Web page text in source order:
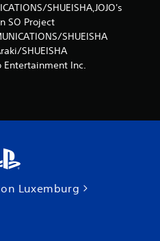
n
g
SHUEISHA,JOJO's
SO Project
SHUEISHA
SHUEISHA
Inc.
Luxemburg